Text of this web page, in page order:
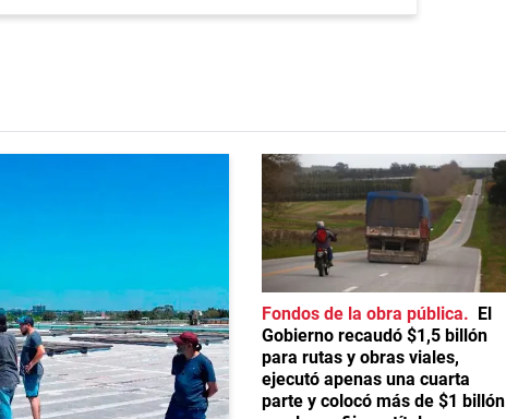
Fondos de la obra pública
El
Gobierno recaudó $1,5 billón
para rutas y obras viales,
ejecutó apenas una cuarta
parte y colocó más de $1 billón